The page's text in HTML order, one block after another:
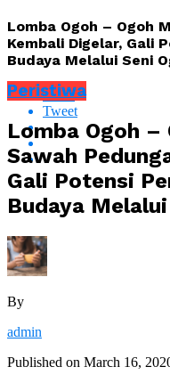
Lomba Ogoh – Ogoh
Kembali Digelar, Gali
Budaya Melalui Seni
Share
Tweet
Peristiwa
Lomba Ogoh –
Sawah
Gali Potensi
Budaya
By
admin
Published on March 16,